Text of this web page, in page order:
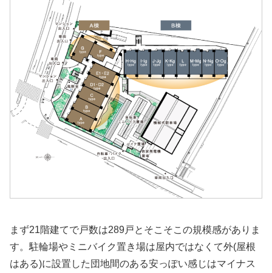
まず21階建てで戸数は289戸とそこそこの規模感がありま
す。駐輪場やミニバイク置き場は屋内ではなくて外(屋根
はある)に設置した団地間のある安っぽい感じはマイナス